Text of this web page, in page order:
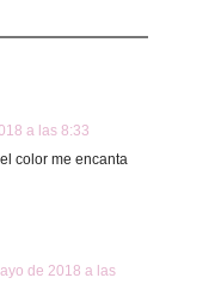
a las 8:33
color me encanta
de 2018 a las